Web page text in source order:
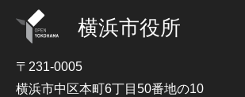
横浜市役所
〒231-0005
横浜市中区本町6丁目50番地の10